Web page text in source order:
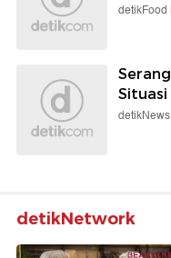
detikFood |
detikNetwork